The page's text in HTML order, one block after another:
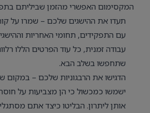
המקסימום האפשרי מהזמן שביליתם
תעדו את ההישגים שלכם – שמרו על
עם התפקידים, תחומי האחריות
עבודה זמנית, כל עוד הפרטים הללו
שתחפשו בשלב הבא.
הדגישו את הרבגוניות שלכם – במקום
ישמשו כמכשול כי הן מצביעות על
אותן ליתרון. הבליטו כיצד אתם